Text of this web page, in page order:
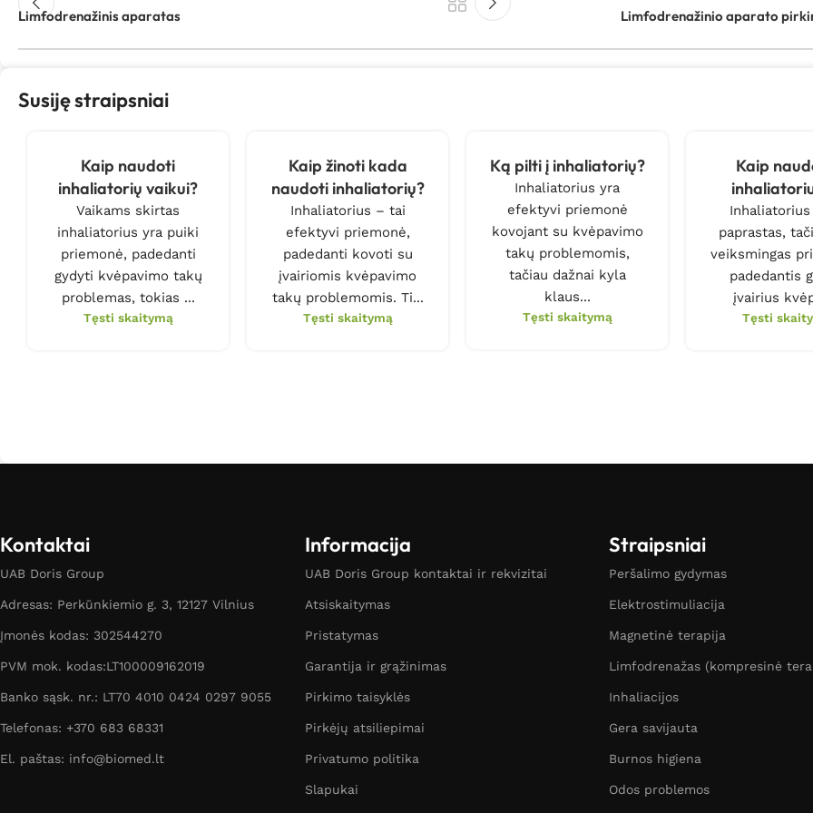
Limfodrenažinis aparatas Limfodrenažinio aparato
Susiję straipsniai
Kaip naudoti
inhaliatorių vaikui?
Vaikams skirtas
inhaliatorius yra puiki
priemonė, padedanti
gydyti kvėpavimo takų
problemas, tokias ...
Tęsti skaitymą
Kaip žinoti kada
naudoti inhaliatorių?
Inhaliatorius – tai
efektyvi priemonė,
padedanti kovoti su
įvairiomis kvėpavimo
takų problemomis. Ti...
Tęsti skaitymą
Ką pilti į inhaliatorių?
Inhaliatorius yra
efektyvi priemonė
kovojant su kvėpavimo
takų problemomis,
tačiau dažnai kyla
klaus...
Tęsti skaitymą
Kaip
paprastas,
veiksmingas
padedantis
įvairius
Tęsti
Kontaktai
UAB Doris Group
Adresas: Perkūnkiemio g. 3, 12127 Vilnius
Įmonės kodas: 302544270
PVM mok. kodas:LT100009162019
Banko sąsk. nr.: LT70 4010 0424 0297 9055
Telefonas: +370 683 68331
El. paštas: info@biomed.lt
Informacija
UAB Doris Group kontaktai ir rekvizitai
Atsiskaitymas
Pristatymas
Garantija ir grąžinimas
Pirkimo taisyklės
Pirkėjų atsiliepimai
Privatumo politika
Slapukai
Straipsniai
Peršalimo gydymas
Elektrostimuliacija
Magnetinė terapija
Limfodrenažas (kompresinė
Inhaliacijos
Gera savijauta
Burnos higiena
Odos problemos